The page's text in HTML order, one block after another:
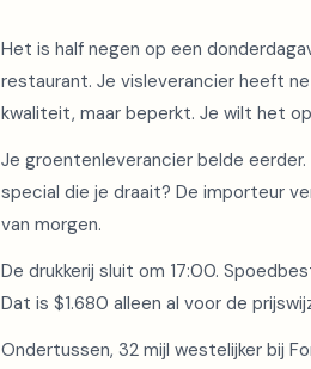
Het is half negen op een
restaurant. Je visleverancier heeft
kwaliteit, maar beperkt. Je wilt het
Je groentenleverancier belde
special die je draait? De importeur
van morgen.
De drukkerij sluit om 17:00.
Dat is $1.680 alleen al voor de
Ondertussen, 32 mijl westelijker bij